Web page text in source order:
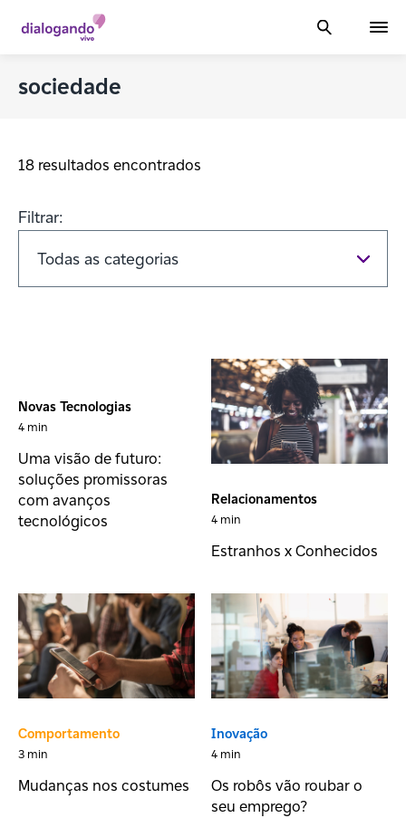
sociedade
18 resultados encontrados
Filtrar:
Novas Tecnologias
4 min
Uma visão de futuro:
soluções promissoras
com avanços
tecnológicos
Relacionamentos
4 min
Estranhos x Conhecidos
Comportamento
3 min
Mudanças nos costumes
Inovação
4 min
Os robôs vão roubar o
seu emprego?